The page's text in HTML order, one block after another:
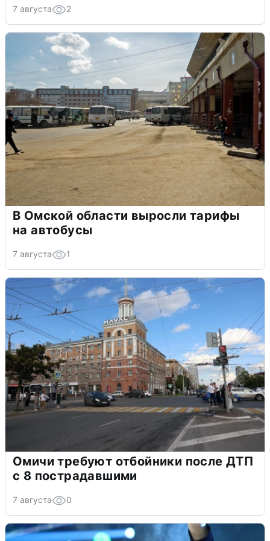
7 августа 2
В Омской области выросли тарифы
на автобусы
7 августа 1
Омичи требуют отбойники после ДТП
с 8 пострадавшими
7 августа 0